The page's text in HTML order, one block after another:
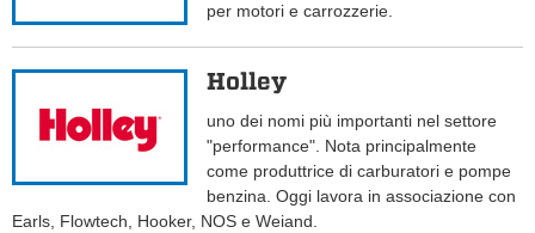
per motori e carrozzerie.
Holley
uno dei nomi più importanti nel settore
"performance". Nota principalmente
come produttrice di carburatori e pompe
benzina. Oggi lavora in associazione con
Earls, Flowtech, Hooker, NOS e Weiand.